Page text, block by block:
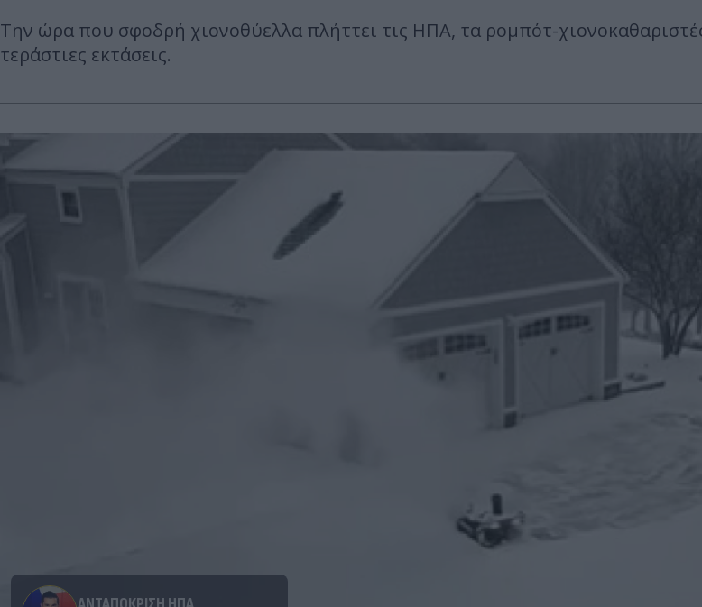
Την ώρα που σφοδρή χιονοθύελλα πλήττει τις ΗΠΑ, τα ρομπότ-
τεράστιες εκτάσεις.